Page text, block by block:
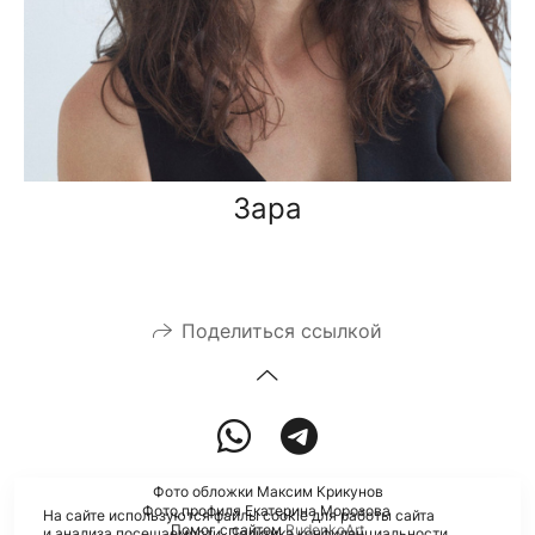
Зара
Поделиться ссылкой
Фото обложки Максим Крикунов
Фото профиля Екатерина Морозова
Помог с сайтомRudenkoArt
На сайте используются файлы cookie для работы сайта